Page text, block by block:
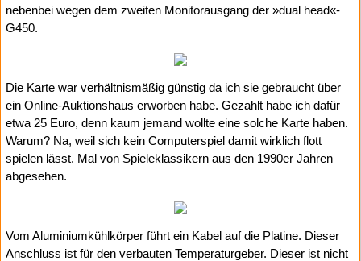
nebenbei wegen dem zweiten Monitorausgang der »dual head«-
G450.
Die Karte war verhältnismäßig günstig da ich sie gebraucht über
ein Online-Auktionshaus erworben habe. Gezahlt habe ich dafür
etwa 25 Euro, denn kaum jemand wollte eine solche Karte haben.
Warum? Na, weil sich kein Computerspiel damit wirklich flott
spielen lässt. Mal von Spieleklassikern aus den 1990er Jahren
abgesehen.
Vom Aluminiumkühlkörper führt ein Kabel auf die Platine. Dieser
Anschluss ist für den verbauten Temperaturgeber. Dieser ist nicht